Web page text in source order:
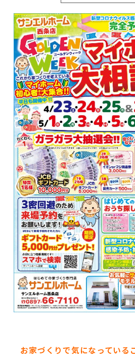
お家づくりで気になっている